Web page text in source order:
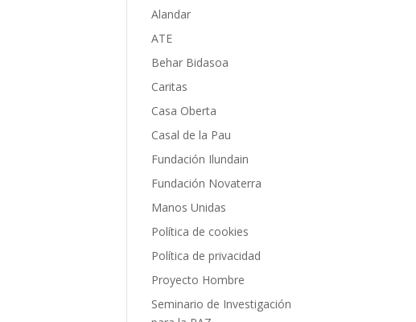
Alandar
ATE
Behar Bidasoa
Caritas
Casa Oberta
Casal de la Pau
Fundación Ilundain
Fundación Novaterra
Manos Unidas
Política de cookies
Política de privacidad
Proyecto Hombre
Seminario de Investigación